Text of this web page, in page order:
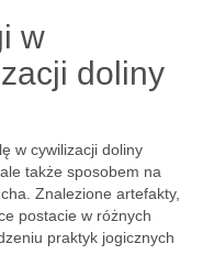
w
doliny
w cywilizacji doliny
także sposobem na
Znalezione artefakty,
postacie w różnych
praktyk jogicznych